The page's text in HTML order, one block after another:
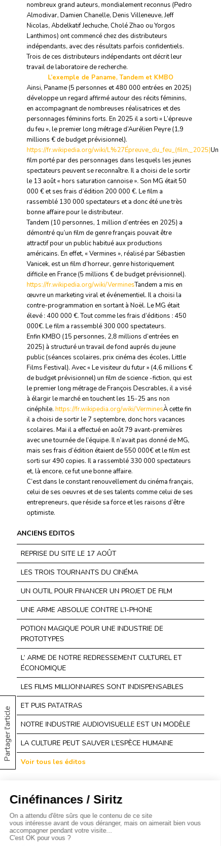
Partager l'article
nombreux grand auteurs, mondialement reconnus (Pedro
Almodivar, Damien Chanelle, Denis Villeneuve, Jeff
Nicolas, Abdelkatif Jechuche, Cholé Zhao ou Yorgos
Lanthimos) ont commencé chez des distributeurs
indépendants, avec des résultats parfois confidentiels.
Trois de ces distributeurs indépendants ont décrit leur
travail de laboratoire de recherche.
L’exemple de Paname, Tandem et KMBO
Ainsi, Paname (5 personnes et 480 000 entrées en 2025)
développe un regard affirmé autour des récits féminins,
en accompagnant de nombreuses réalisatrices et des
personnages féminins forts. En 2025 il a sorti « L’épreuve
du feu », le premier long métrage d’Aurélien Peyre (1,9
millions € de budget prévisionnel).
https://fr.wikipedia.org/wiki/L%27Épreuve_du_feu_(film,_2025)Un
film porté par des personnages dans lesquels les jeunes
spectateurs peuvent se reconnaître. Il a choisi de le sortir
le 13 août « hors saturation cannoise ». Son MG était 50
000 € et ses frais d’édition 200 000 €. Le film a
rassemblé 130 000 spectateurs et a donc été une très
bonne affaire pour le distributeur.
Tandem (10 personnes, 1 million d’entrées en 2025) a
démontré qu’un film de genre français pouvait être
attractif pour un public habitué aux productions
américains. En effet, « Vermines », réalisé par Sébastien
Vanicek, est un film d’horreur, genre historiquement
difficile en France (5 millions € de budget prévisionnel).
https://fr.wikipedia.org/wiki/VerminesTandem a mis en
œuvre un marketing viral et événementiel. Il a choisi la
contre-programmation en sortant à Noël. Le MG était
élevé : 400 000 €. Tout comme les frais d’éditions : 450
000€. Le film a rassemblé 300 000 spectateurs.
Enfin KMBO (15 personnes, 2,8 millions d’entrées en
2025) à structuré un travail de fond auprés du jeune
public (séances scolaires, prix cinéma des écoles, Little
Films Festival). Avec « Le visiteur du futur » (4,6 millions €
de budget prévisionnel) un film de science -fiction, qui est
le premier long métrage de François Descrables, il a visé
à élargir le marché en touchent les 15-25 ans non
cinéphile. https://fr.wikipedia.org/wiki/VerminesÀ cette fin
il a choisi de sortir le 7 septembre, donc hors vacances
scolaires. Mai il a effectué en août 79 avant-premières
avec une tournée de l’équipe. Il n’avait pas donné de MG,
mais ses frais d’édition étaient de 550 000€ et le film est
sorti sur 490 copies. Il a rassemblé 330 000 spectateurs
et, là encore, ce fut une bonne affaire.
C’est dans le constant renouvellement du cinéma français,
celui de ses oeuvres et de ses talents comme celui de ses
entrepreneurs, que réside sa force et les raisons d’être
optimiste.
ANCIENS EDITOS
REPRISE DU SITE LE 17 AOÛT
LES TROIS TOURNANTS DU CINÉMA
UN OUTIL POUR FINANCER UN PROJET DE FILM
UNE ARME ABSOLUE CONTRE L’I-PHONE
POTION MAGIQUE POUR UNE INDUSTRIE DE
PROTOTYPES
L’ ARME DE NOTRE REDRESSEMENT CULTUREL ET
ÉCONOMIQUE
LES FILMS MILLIONNAIRES SONT INDISPENSABLES
ET PUIS PATATRAS
NOTRE INDUSTRIE AUDIOVISUELLE EST UN MODÈLE
LA CULTURE PEUT SAUVER L’ESPÈCE HUMAINE
Voir tous les éditos
À propos
Baromètres
Cinéscoop